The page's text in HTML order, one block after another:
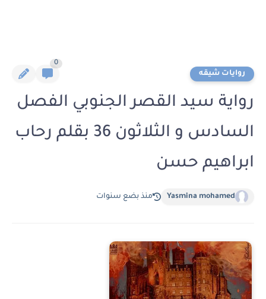
روايات شيقه
0
رواية سيد القصر الجنوبي الفصل
السادس و الثلاثون 36 بقلم رحاب
ابراهيم حسن
Yasmina mohamed منذ بضع سنوات